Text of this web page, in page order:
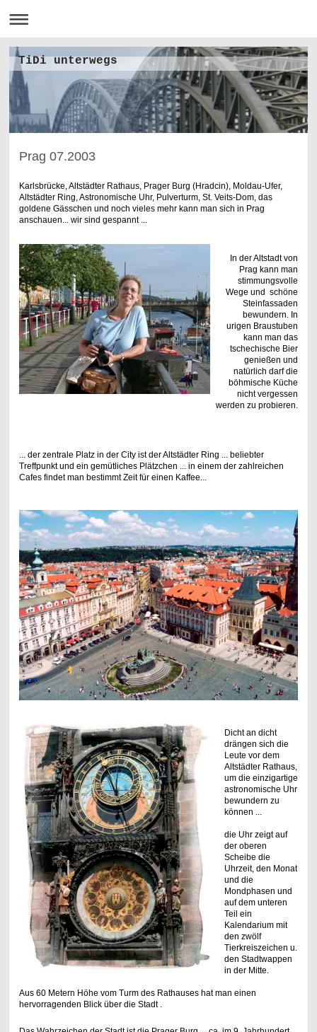
TiDi unterwegs
Prag 07.2003
Karlsbrücke, Altstädter Rathaus, Prager Burg (Hradcin), Moldau-Ufer,
Altstädter Ring, Astronomische Uhr, Pulverturm, St. Veits-Dom, das
goldene Gässchen und noch vieles mehr kann man sich in Prag
anschauen... wir sind gespannt ...
In der Altstadt von
Prag kann man
stimmungsvolle
Wege und schöne
Steinfassaden
bewundern. In
urigen Braustuben
kann man das
tschechische Bier
genießen und
natürlich darf die
böhmische Küche
nicht vergessen
werden zu probieren.
... der zentrale Platz in der City ist der Altstädter Ring ... beliebter
Treffpunkt und ein gemütliches Plätzchen ... in einem der zahlreichen
Cafes findet man bestimmt Zeit für einen Kaffee...
Dicht an dicht
drängen sich die
Leute vor dem
Altstädter Rathaus,
um die einzigartige
astronomische Uhr
bewundern zu
können ...
die Uhr zeigt auf
der oberen
Scheibe die
Uhrzeit, den Monat
und die
Mondphasen und
auf dem unteren
Teil ein
Kalendarium mit
den zwölf
Tierkreiszeichen u.
den Stadtwappen
in der Mitte.
Aus 60 Metern Höhe vom Turm des Rathauses hat man einen
hervorragenden Blick über die Stadt .